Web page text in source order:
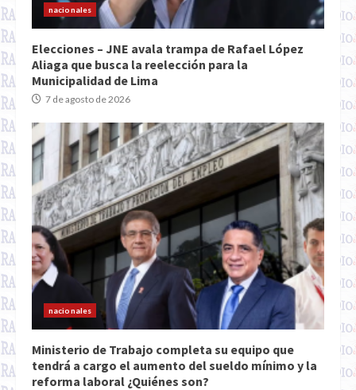
nacionales
Elecciones – JNE avala trampa de Rafael López
Aliaga que busca la reelección para la
Municipalidad de Lima
7 de agosto de 2026
nacionales
Ministerio de Trabajo completa su equipo que
tendrá a cargo el aumento del sueldo mínimo y la
reforma laboral ¿Quiénes son?